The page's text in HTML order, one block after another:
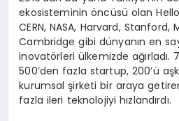
ekosisteminin öncüsü olan
CERN, NASA, Harvard, Stanford,
Cambridge gibi dünyanın en
inovatörleri ülkemizde ağırladı.
500’den fazla startup, 200’ü
kurumsal şirketi bir araya
fazla ileri teknolojiyi hızlandırdı.